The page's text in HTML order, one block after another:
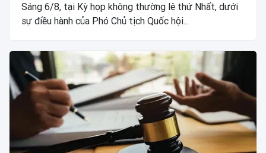
Sáng 6/8, tại Kỳ họp không thường lệ thứ Nhất, dưới
sự điều hành của Phó Chủ tịch Quốc hội...